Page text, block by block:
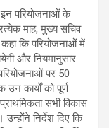
इन परियोजनाओं के
माह, मुख्य सचिव
कि परियोजनाओं में
और नियमानुसार
पर 50
कार्यों को पूर्ण
सभी विकास
उन्होंने निर्देश दिए कि